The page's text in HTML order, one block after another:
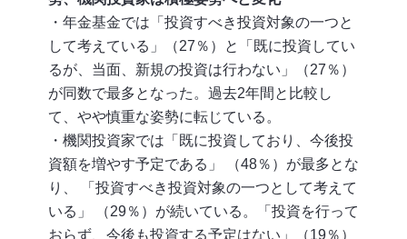
・年金基金では「投資すべき投資対象の一つと
して考えている」（27％）と「既に投資してい
るが、当面、新規の投資は行わない」（27％）
が同数で最多となった。過去2年間と比較し
て、やや慎重な姿勢に転じている。
・機関投資家では「既に投資しており、今後投
資額を増やす予定である」 （48％）が最多とな
り、 「投資すべき投資対象の一つとして考えて
いる」 （29％）が続いている。「投資を行って
おらず、今後も投資する予定はない」（19％）